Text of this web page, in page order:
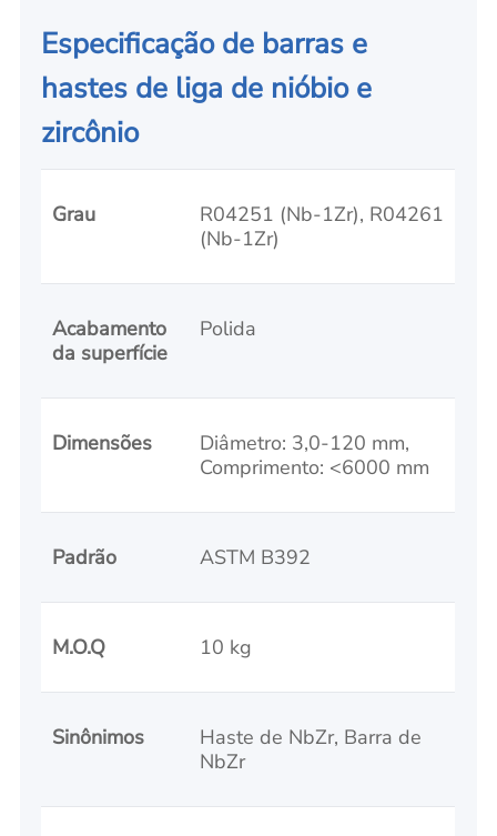
Especificação de barras e
hastes de liga de nióbio e
zircônio
Grau
R04251 (Nb-1Zr), R04261
(Nb-1Zr)
Acabamento
da superfície
Polida
Dimensões
Diâmetro: 3,0-120 mm,
Comprimento: <6000 mm
Padrão ASTM B392
M.O.Q 10 kg
Sinônimos
Haste de NbZr, Barra de
NbZr